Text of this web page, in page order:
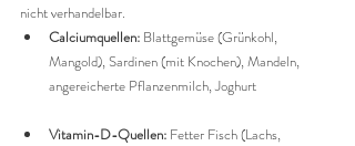
nicht verhandelbar.
Calciumquellen: Blattgemüse (Grünkohl,
Mangold), Sardinen (mit Knochen), Mandeln,
angereicherte Pflanzenmilch, Joghurt
Vitamin-D-Quellen: Fetter Fisch (Lachs,